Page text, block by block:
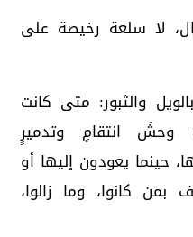
لا سلعة رخيصة على
والثبور: متى كانت
وحشَ انتقامٍ وتدميرٍ
حينما يعودون إليها أو
كانوا، وما زالوا،